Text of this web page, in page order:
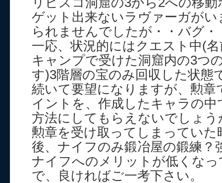
ゲット出来ないラヴァーガがい
られませんでしたが・・バグ
一応、状況的にはクエスト中(
キャンプで受けた洞窟内の3つ
す)3階層の宝のみ回収した状態
続いて要望になりますが、勲
イントを、作成したキャラの
方法にしてもらえないでしょ
勲章を受け取ってしまっていた
後、ナイフのみ鍛冶屋の鍛練？
ナイフへのメリットが低くな
で、良ければご一考下さい。